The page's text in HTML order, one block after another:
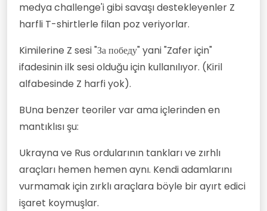
medya challenge'i gibi savaşı destekleyenler Z
harfli T-shirtlerle filan poz veriyorlar.
Kimilerine Z sesi "За победу" yani "Zafer için"
ifadesinin ilk sesi olduğu için kullanılıyor. (Kiril
alfabesinde Z harfi yok).
BUna benzer teoriler var ama içlerinden en
mantıklısı şu:
Ukrayna ve Rus ordularının tankları ve zırhlı
araçları hemen hemen aynı. Kendi adamlarını
vurmamak için zırklı araçlara böyle bir ayırt edici
işaret koymuşlar.